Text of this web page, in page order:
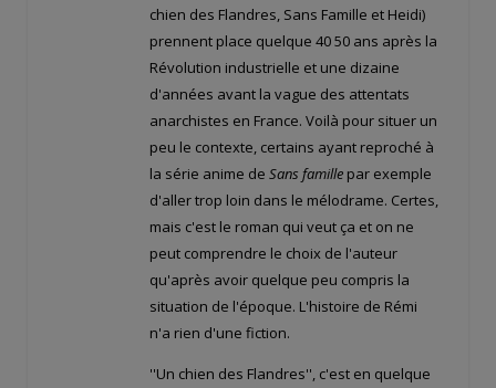
chien des Flandres, Sans Famille et Heidi)
prennent place quelque 40 50 ans après la
Révolution industrielle et une dizaine
d'années avant la vague des attentats
anarchistes en France. Voilà pour situer un
peu le contexte, certains ayant reproché à
la série anime de Sans famille par exemple
d'aller trop loin dans le mélodrame. Certes,
mais c'est le roman qui veut ça et on ne
peut comprendre le choix de l'auteur
qu'après avoir quelque peu compris la
situation de l'époque. L'histoire de Rémi
n'a rien d'une fiction.
''Un chien des Flandres'', c'est en quelque